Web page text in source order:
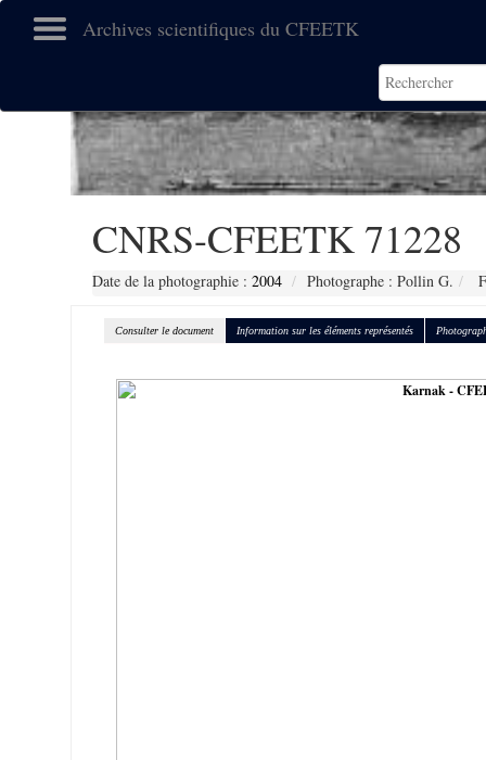
Archives scientifiques du CFEETK
CNRS-CFEETK 71228
Date de la photographie : 2004 Photographe : Pollin G.
Consulter le document Information sur les éléments représentés